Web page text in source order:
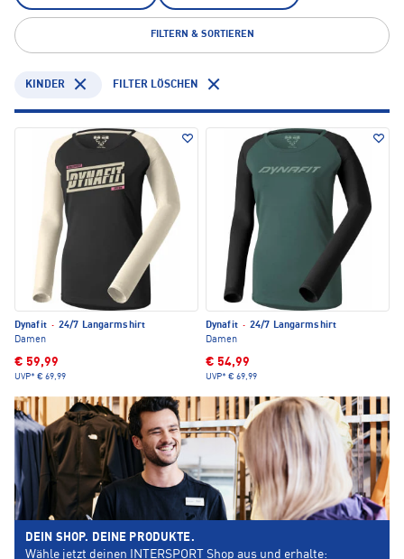
FILTERN & SORTIEREN
KINDER FILTER LÖSCHEN
Dynafit · 24/7 Langarmshirt
Damen
€ 59,99
UVP* € 69,99
Dynafit · 24/7 Langarmshirt
Damen
€ 54,99
UVP* € 69,99
DEIN SHOP. DEINE PRODUKTE.
Wähle jetzt deinen INTERSPORT Shop aus und erhalte: